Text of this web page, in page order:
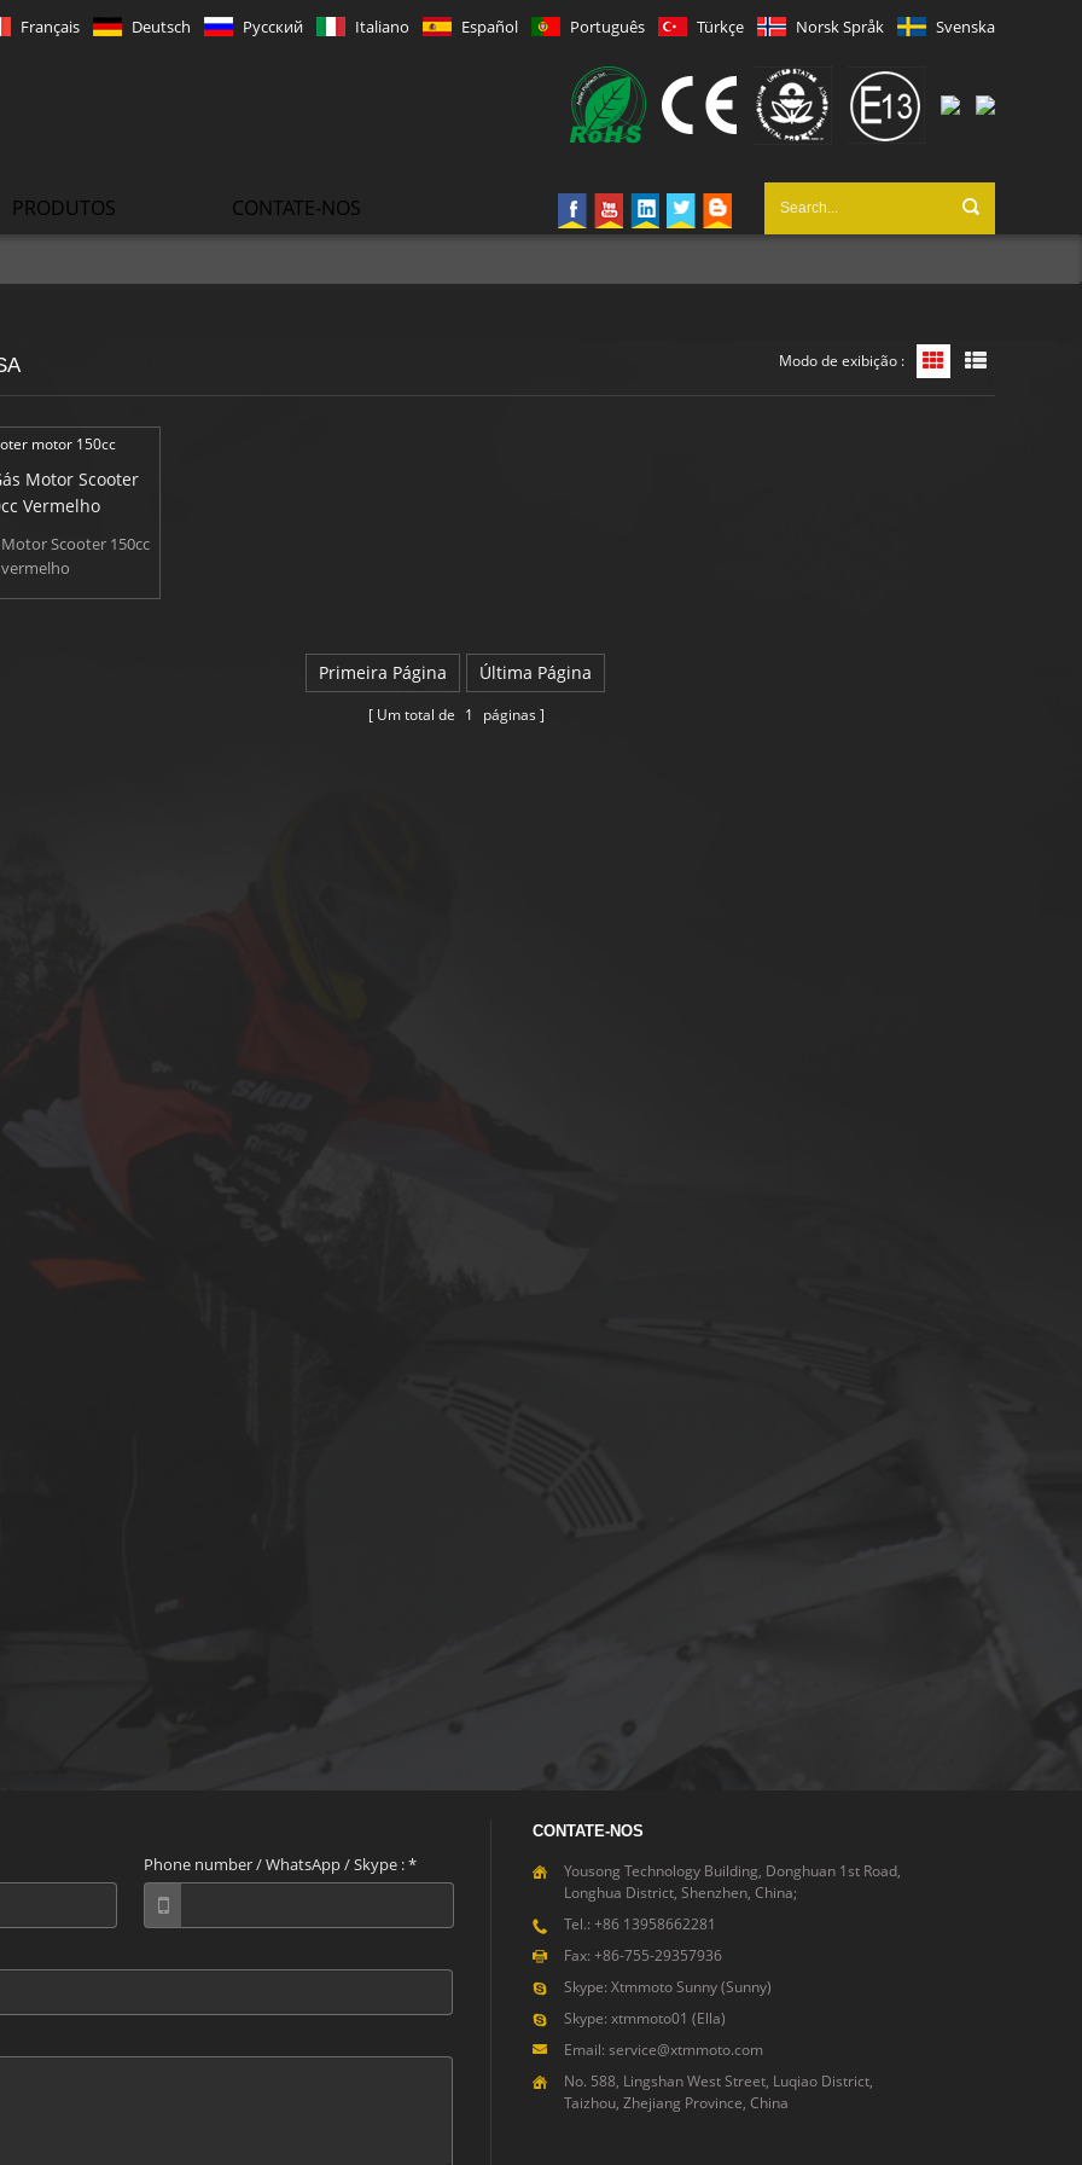
Français Deutsch Русский Italiano Español Português Türkçe Norsk Språk Svenska
PRODUTOS CONTATE-NOS
Modo de exibição : Exibição de grade
Motor Scooter
Vermelho
Scooter 150cc
vermelho
Primeira Página Última Página
Um total de 1 páginas
Phone number / WhatsApp / Skype :*
CONTATE-NOS
Yousong Technology Building, Donghuan 1st Road,
Longhua District, Shenzhen, China;
Tel.: +86 13958662281
Fax: +86-755-29357936
Skype: Xtmmoto Sunny (Sunny)
Skype: xtmmoto01 (Ella)
Email: service@xtmmoto.com
No. 588, Lingshan West Street, Luqiao District,
Taizhou, Zhejiang Province, China